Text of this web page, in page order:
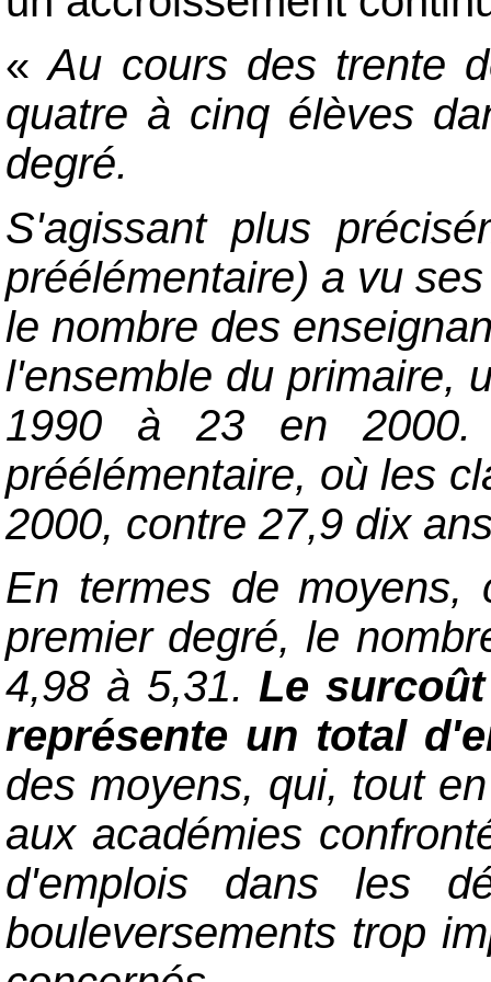
«Au cours des trente
quatre à cinq élèves
degré.
S'agissant plus
préélémentaire) a vu
le nombre des
l'ensemble du primaire,
1990 à 23 en 2000.
préélémentaire, où les
2000, contre 27,9 dix
En termes de moyens,
premier degré, le
4,98 à 5,31. Le
représente un total
des moyens, qui, tout
aux académies
d'emplois dans les
bouleversements trop